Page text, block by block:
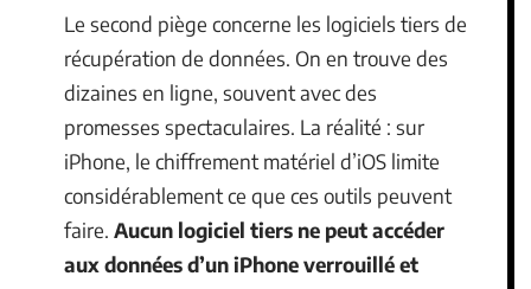
Le second piège concerne les logiciels tiers de
récupération de données. On en trouve des
dizaines en ligne, souvent avec des
promesses spectaculaires. La réalité : sur
iPhone, le chiffrement matériel d’iOS limite
considérablement ce que ces outils peuvent
faire. Aucun logiciel tiers ne peut accéder
aux données d’un iPhone verrouillé et